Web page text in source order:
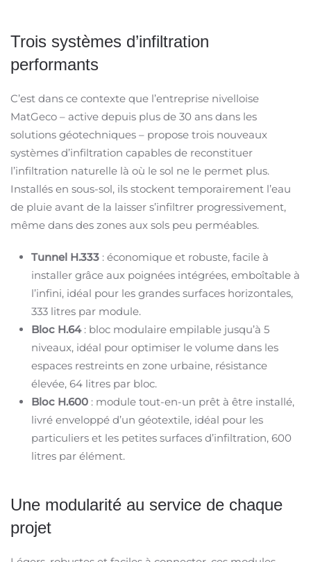
Trois systèmes d’infiltration
performants
C’est dans ce contexte que l’entreprise nivelloise
MatGeco – active depuis plus de 30 ans dans les
solutions géotechniques – propose trois nouveaux
systèmes d’infiltration capables de reconstituer
l’infiltration naturelle là où le sol ne le permet plus.
Installés en sous-sol, ils stockent temporairement l’eau
de pluie avant de la laisser s’infiltrer progressivement,
même dans des zones aux sols peu perméables.
Tunnel H.333 : économique et robuste, facile à
installer grâce aux poignées intégrées, emboîtable à
l’infini, idéal pour les grandes surfaces horizontales,
333 litres par module.
Bloc H.64: bloc modulaire empilable jusqu’à 5
niveaux, idéal pour optimiser le volume dans les
espaces restreints en zone urbaine, résistance
élevée, 64 litres par bloc.
Bloc H.600 : module tout-en-un prêt à être installé,
livré enveloppé d’un géotextile, idéal pour les
particuliers et les petites surfaces d’infiltration, 600
litres par élément.
Une modularité au service de chaque
projet